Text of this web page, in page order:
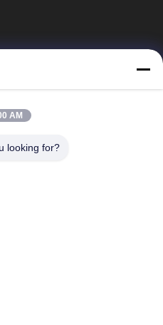
CO., LTD.
Nowy
AM
looking for?